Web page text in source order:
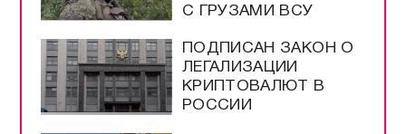
С ГРУЗАМИ ВСУ
ПОДПИСАН ЗАКОН О
ЛЕГАЛИЗАЦИИ
КРИПТОВАЛЮТ В
РОССИИ